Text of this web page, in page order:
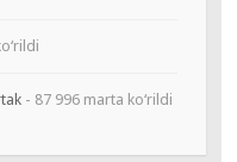
- 87 996 marta ko‘rildi